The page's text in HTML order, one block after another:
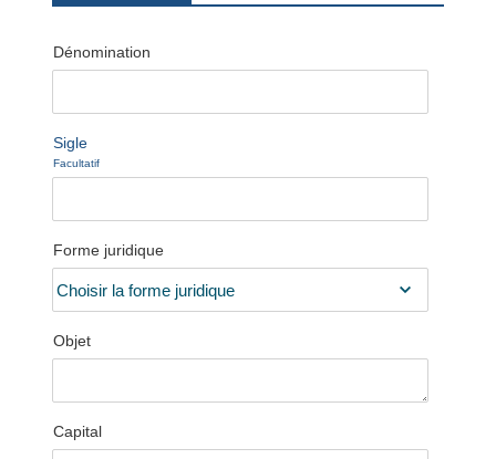
Dénomination
Sigle
Facultatif
Forme juridique
Objet
Capital